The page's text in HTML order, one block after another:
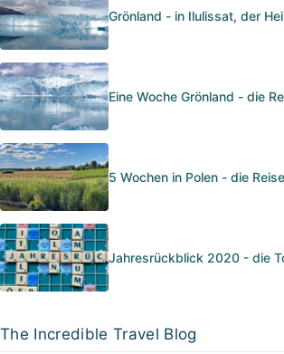
Grönland - in Ilulissat, der
Eine Woche Grönland - die
5 Wochen in Polen - die
Jahresrückblick 2020 - die
The Incredible Travel Blog